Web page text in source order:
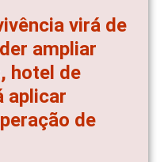
virá de
ampliar
hotel de
aplicar
de